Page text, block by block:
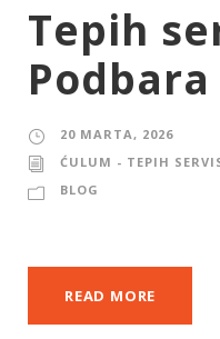
Tepih
20 MARTA, 2026
ĆULUM - TEPIH
BLOG
READ MORE